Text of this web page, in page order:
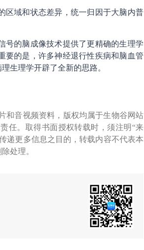
区域和状态差异，统一归因于大脑内普
号的脑成像技术提供了更精确的生理学
的是，许多神经退行性疾病和脑血管
生理学开辟了全新的思路。
和音视频资料，版权均属于生物谷网站
任。取得书面授权转载时，须注明“来
递更多信息之目的，转载内容不代表本
处理。